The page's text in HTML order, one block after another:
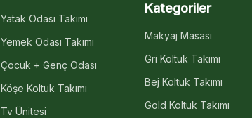
Yatak Odası Takımı
Yemek Odası Takımı
Çocuk + Genç Odası
Köşe Koltuk Takımı
Tv Ünitesi
Kategoriler
Makyaj Masası
Gri Koltuk Takımı
Bej Koltuk Takımı
Gold Koltuk Takımı